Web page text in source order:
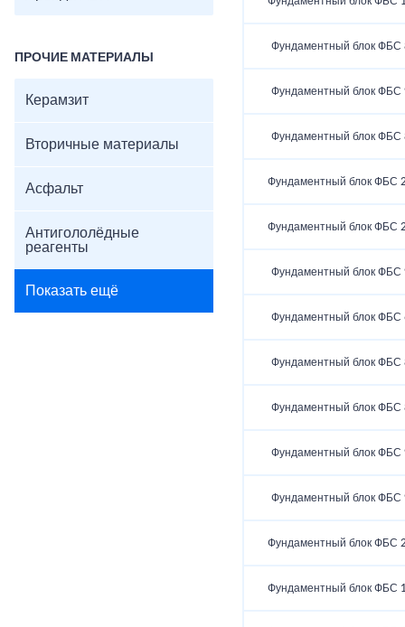
ПРОЧИЕ МАТЕРИАЛЫ
Керамзит
Вторичные материалы
Асфальт
Антигололёдные
реагенты
Показать ещё
Фундаментный блок ФБС
Фундаментный блок ФБС
Фундаментный блок ФБС
Фундаментный блок ФБС
Фундаментный блок ФБС
Фундаментный блок ФБС
Фундаментный блок ФБС
Фундаментный блок ФБС
Фундаментный блок ФБС
Фундаментный блок ФБС
Фундаментный блок ФБС
Фундаментный блок ФБС
Фундаментный блок ФБС